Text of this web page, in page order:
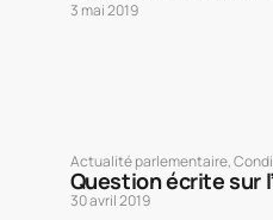
3 mai 2019
Actualité parlementaire,
Question écrite sur
30 avril 2019